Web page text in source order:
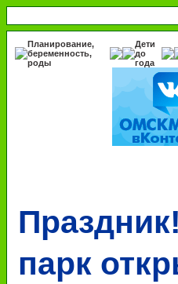
Планирование,
беременность,
роды
Дети
до
года
парк